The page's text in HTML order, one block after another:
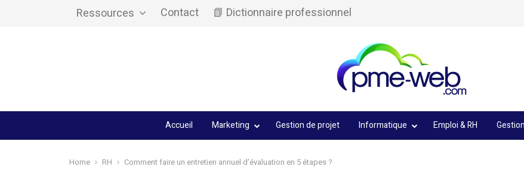
Ressources Contact 📗 Dictionnaire professionnel
Accueil Marketing Gestion de projet Informatique Emploi & RH
Home RH Comment faire un entretien annuel d’évaluation en 5 étapes ?